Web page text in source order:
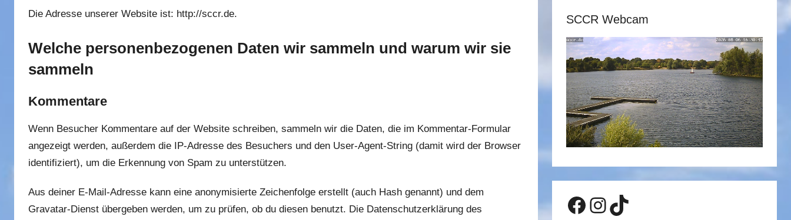
Die Adresse unserer Website ist: http://sccr.de.
Welche personenbezogenen Daten wir sammeln und warum wir sie
sammeln
Kommentare
Wenn Besucher Kommentare auf der Website schreiben, sammeln wir die Daten, die im Kommentar-Formular
angezeigt werden, außerdem die IP-Adresse des Besuchers und den User-Agent-String (damit wird der Browser
identifiziert), um die Erkennung von Spam zu unterstützen.
Aus deiner E-Mail-Adresse kann eine anonymisierte Zeichenfolge erstellt (auch Hash genannt) und dem
Gravatar-Dienst übergeben werden, um zu prüfen, ob du diesen benutzt. Die Datenschutzerklärung des
SCCR Webcam
Facebook
Instagram
TikTok